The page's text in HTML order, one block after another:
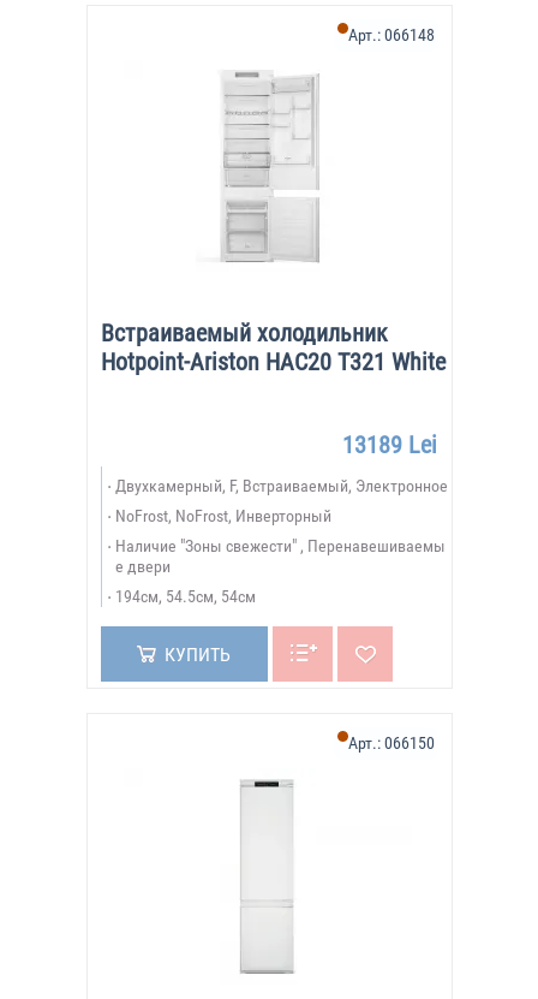
Встраиваемый холодильник
Hotpoint-Ariston HAC20 T321 White
Арт.:066148
13189 Lei
Двухкамерный, F, Встраиваемый, Электронное
NoFrost, NoFrost, Инверторный
Наличие "Зоны свежести" , Перенавешиваемы
е двери
194см, 54.5см, 54см
КУПИТЬ
Арт.:066150